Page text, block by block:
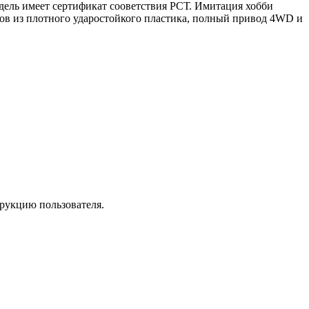
имеет сертификат сооветствия РСТ. Имитация хобби
плотного ударостойкого пластика, полный привод 4WD и
пользователя.